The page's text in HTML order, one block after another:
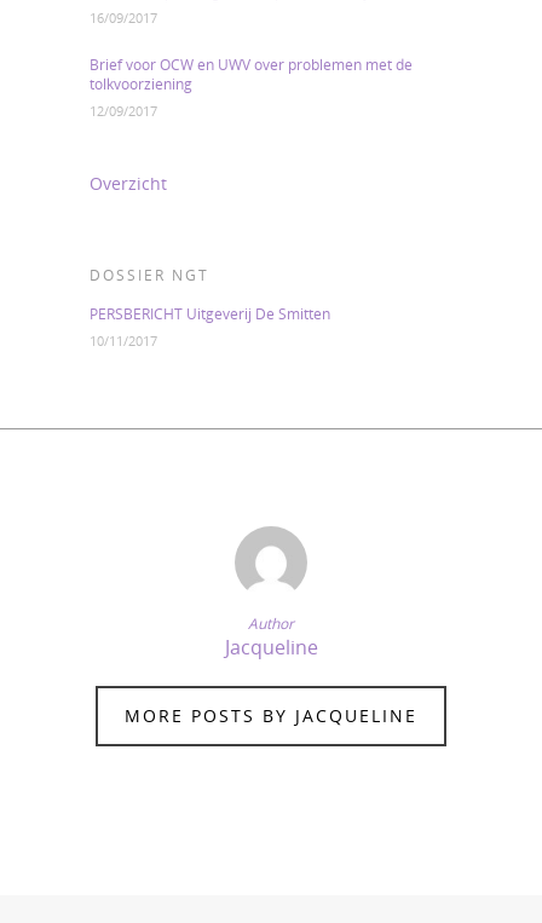
16/09/2017
Brief voor OCW en UWV over problemen met de
tolkvoorziening
12/09/2017
Overzicht
DOSSIER NGT
PERSBERICHT Uitgeverij De Smitten
10/11/2017
Author
Jacqueline
MORE POSTS BY JACQUELINE